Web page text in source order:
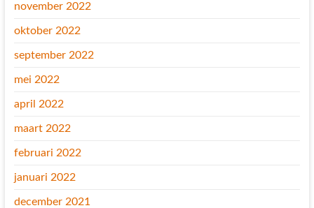
november 2022
oktober 2022
september 2022
mei 2022
april 2022
maart 2022
februari 2022
januari 2022
december 2021